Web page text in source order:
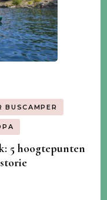
BUSCAMPER
5 hoogtepunten